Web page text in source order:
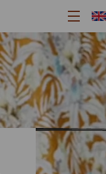
Ouvrir
le
menu